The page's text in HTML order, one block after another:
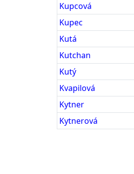
Kupcová
Kupec
Kutá
Kutchan
Kutý
Kvapilová
Kytner
Kytnerová